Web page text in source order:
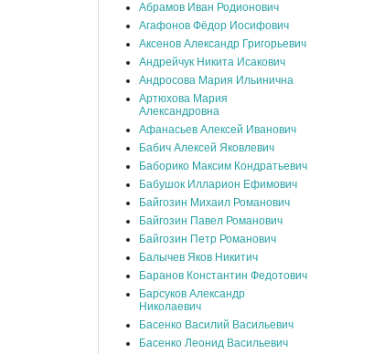
Абрамов Иван Родионович
Агафонов Фёдор Иосифович
Аксенов Александр Григорьевич
Андрейчук Никита Исакович
Андросова Мария Ильинична
Артюхова Мария
Александровна
Афанасьев Алексей Иванович
Бабич Алексей Яковлевич
Баборико Максим Кондратьевич
Бабушок Илларион Ефимович
Байгозин Михаил Романович
Байгозин Павел Романович
Байгозин Петр Романович
Балычев Яков Никитич
Баранов Константин Федотович
Барсуков Александр
Николаевич
Басенко Василий Васильевич
Басенко Леонид Васильевич